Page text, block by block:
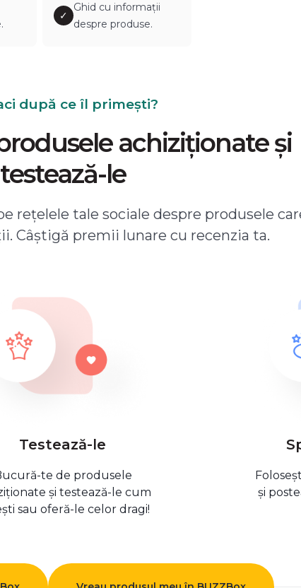
✓
Ghid cu informații
despre produse.
după ce îl primești?
achiziționate și
testează-le
rețelele tale sociale despre produsele
Câștigă premii lunare cu recenzia ta.
Testează-le
te de produsele
și testează-le cum
sau oferă-le celor dragi!
și